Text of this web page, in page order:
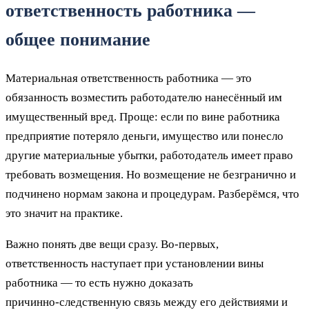
ответственность работника —
общее понимание
Материальная ответственность работника — это
обязанность возместить работодателю нанесённый им
имущественный вред. Проще: если по вине работника
предприятие потеряло деньги, имущество или понесло
другие материальные убытки, работодатель имеет право
требовать возмещения. Но возмещение не безгранично и
подчинено нормам закона и процедурам. Разберёмся, что
это значит на практике.
Важно понять две вещи сразу. Во‑первых,
ответственность наступает при установлении вины
работника — то есть нужно доказать
причинно‑следственную связь между его действиями и